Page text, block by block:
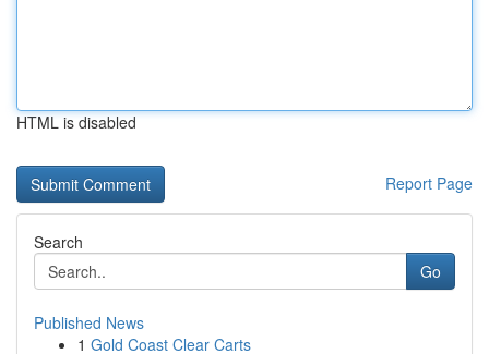
HTML is disabled
Report Page
Search
Go
Published News
1 Gold Coast Clear Carts